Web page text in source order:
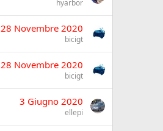
hyarbor
28 Novembre 2020
bicigt
28 Novembre 2020
bicigt
3 Giugno 2020
ellepi